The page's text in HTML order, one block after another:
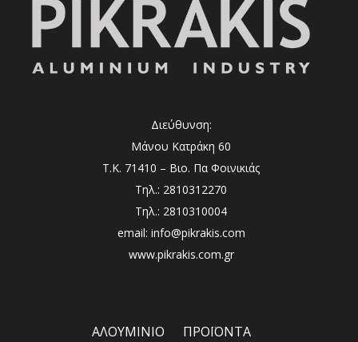
Διεύθυνση:
Μάνου Κατράκη 60
Τ.Κ. 71410 – Βιο. Πα Φοινικιάς
Τηλ.: 2810312270
Τηλ.: 2810310004
email: info@pikrakis.com
www.pikrakis.com.gr
ΑΛΟΥΜΙΝΙΟ ΠΡΟΪΟΝΤΑ